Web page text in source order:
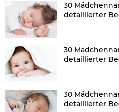
30
detaillierter
30
detaillierter
30
detaillierter